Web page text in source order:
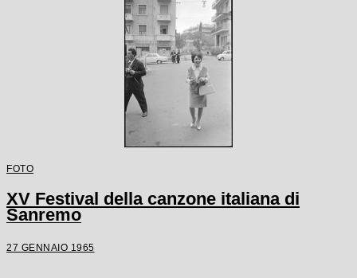
FOTO
XV Festival della canzone italiana di
Sanremo
27 GENNAIO 1965